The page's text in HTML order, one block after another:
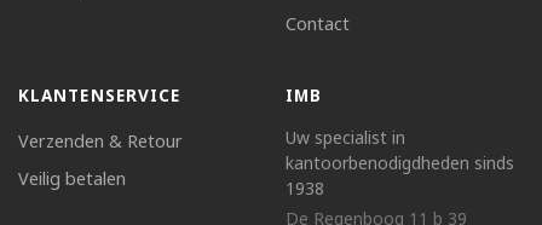
Contact
KLANTENSERVICE
Verzenden & Retour
Veilig betalen
IMB
Uw specialist in
kantoorbenodigdheden sinds
1938
De Regenboog 11 b 39